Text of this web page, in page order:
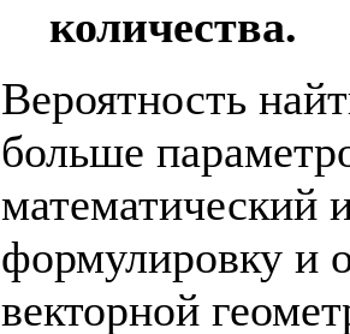
количества.
Вероятность
больше
математический
формулировку и
векторной